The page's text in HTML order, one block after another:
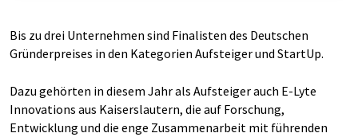
Bis zu drei Unternehmen sind Finalisten des Deutschen
Gründerpreises in den Kategorien Aufsteiger und StartUp.
Dazu gehörten in diesem Jahr als Aufsteiger auch E-Lyte
Innovations aus Kaiserslautern, die auf Forschung,
Entwicklung und die enge Zusammenarbeit mit führenden